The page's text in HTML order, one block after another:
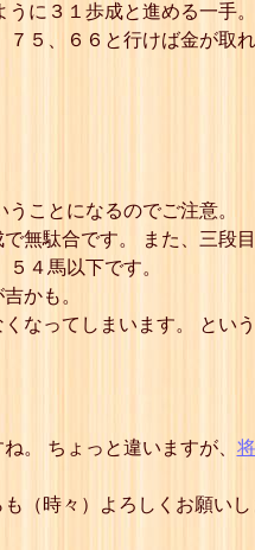
に３１歩成と進める一手。
５、６６と行けば金が取れ
ことになるのでご注意。
無駄合です。 また、三段
４馬以下です。
かも。
なってしまいます。 とい
。 ちょっと違いますが、
（時々）よろしくお願い